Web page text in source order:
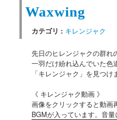
Waxwing
カテゴリ : キレンジャク
先日のヒレンジャクの群れ
一羽だけ紛れ込んでいた色
「キレンジャク」を見つけ
《 キレンジャク動画 》
画像をクリックすると動画
BGMが入っています。音